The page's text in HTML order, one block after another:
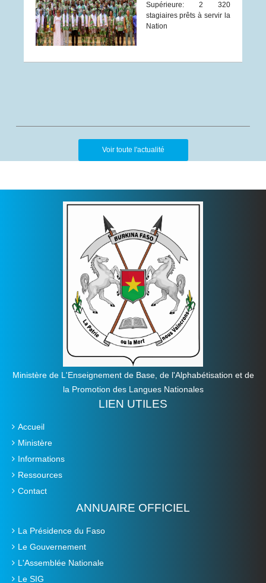
Supérieure: 2 320
stagiaires prêts à servir la
Nation
Voir toute l'actualité
Ministère de L'Enseignement de Base, de l'Alphabétisation et de
la Promotion des Langues Nationales
LIEN UTILES
Accueil
Ministère
Informations
Ressources
Contact
ANNUAIRE OFFICIEL
La Présidence du Faso
Le Gouvernement
L'Assemblée Nationale
Le SIG